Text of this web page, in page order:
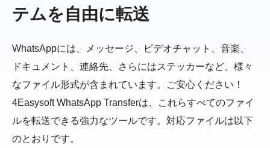
テムを自由に転送
WhatsAppには、メッセージ、ビデオチャット、音楽、
ドキュメント、連絡先、さらにはステッカーなど、様々
なファイル形式が含まれています。ご安心ください！
4Easysoft WhatsApp Transferは、これらすべてのファイ
ルを転送できる強力なツールです。対応ファイルは以下
のとおりです。